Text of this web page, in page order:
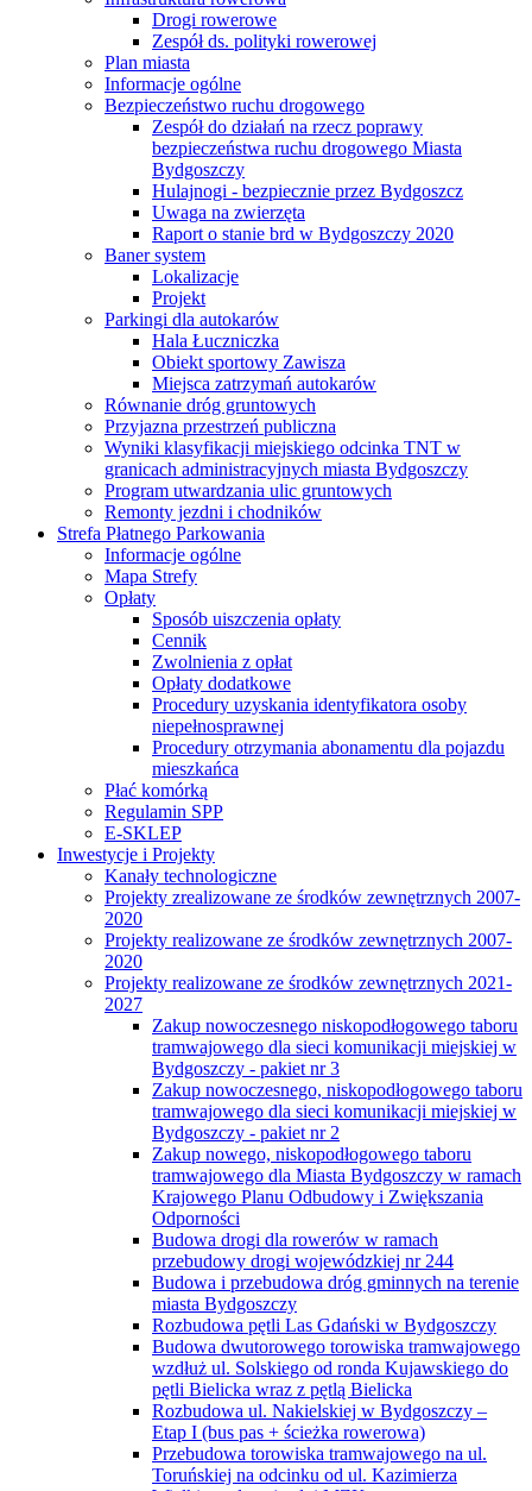
Drogi rowerowe
Zespół ds. polityki rowerowej
Plan miasta
Informacje ogólne
Bezpieczeństwo ruchu drogowego
Zespół do działań na rzecz poprawy
bezpieczeństwa ruchu drogowego Miasta
Bydgoszczy
Hulajnogi - bezpiecznie przez Bydgoszcz
Uwaga na zwierzęta
Raport o stanie brd w Bydgoszczy 2020
Baner system
Lokalizacje
Projekt
Parkingi dla autokarów
Hala Łuczniczka
Obiekt sportowy Zawisza
Miejsca zatrzymań autokarów
Równanie dróg gruntowych
Przyjazna przestrzeń publiczna
Wyniki klasyfikacji miejskiego odcinka TNT w
granicach administracyjnych miasta Bydgoszczy
Program utwardzania ulic gruntowych
Remonty jezdni i chodników
Strefa Płatnego Parkowania
Informacje ogólne
Mapa Strefy
Opłaty
Sposób uiszczenia opłaty
Cennik
Zwolnienia z opłat
Opłaty dodatkowe
Procedury uzyskania identyfikatora osoby
niepełnosprawnej
Procedury otrzymania abonamentu dla pojazdu
mieszkańca
Płać komórką
Regulamin SPP
E-SKLEP
Inwestycje i Projekty
Kanały technologiczne
Projekty zrealizowane ze środków zewnętrznych 2007-
2020
Projekty realizowane ze środków zewnętrznych 2007-
2020
Projekty realizowane ze środków zewnętrznych 2021-
2027
Zakup nowoczesnego niskopodłogowego taboru
tramwajowego dla sieci komunikacji miejskiej w
Bydgoszczy - pakiet nr 3
Zakup nowoczesnego, niskopodłogowego taboru
tramwajowego dla sieci komunikacji miejskiej w
Bydgoszczy - pakiet nr 2
Zakup nowego, niskopodłogowego taboru
tramwajowego dla Miasta Bydgoszczy w ramach
Krajowego Planu Odbudowy i Zwiększania
Odporności
Budowa drogi dla rowerów w ramach
przebudowy drogi wojewódzkiej nr 244
Budowa i przebudowa dróg gminnych na terenie
miasta Bydgoszczy
Rozbudowa pętli Las Gdański w Bydgoszczy
Budowa dwutorowego torowiska tramwajowego
wzdłuż ul. Solskiego od ronda Kujawskiego do
pętli Bielicka wraz z pętlą Bielicka
Rozbudowa ul. Nakielskiej w Bydgoszczy –
Etap I (bus pas + ścieżka rowerowa)
Przebudowa torowiska tramwajowego na ul.
Toruńskiej na odcinku od ul. Kazimierza